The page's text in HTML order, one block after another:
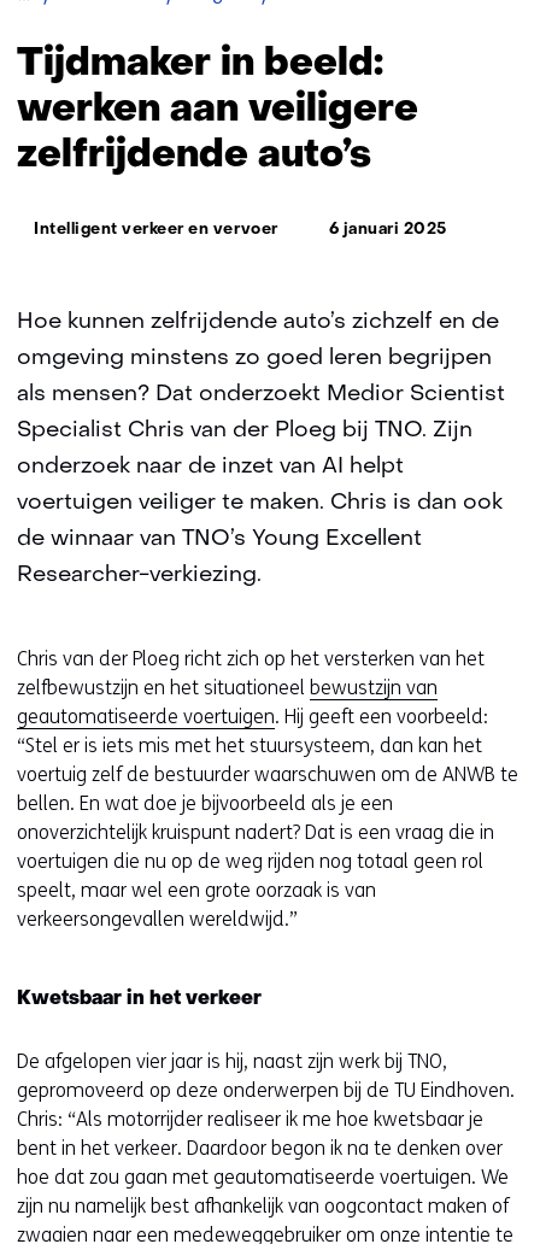
veiligere
zelfrijdende
auto’s
Tijdmaker in beeld:
werken aan veiligere
zelfrijdende auto’s
Thema:
Intelligent verkeer en vervoer 6 januari 2025
Hoe kunnen zelfrijdende auto’s zichzelf en de
omgeving minstens zo goed leren begrijpen
als mensen? Dat onderzoekt Medior Scientist
Specialist Chris van der Ploeg bij TNO. Zijn
onderzoek naar de inzet van AI helpt
voertuigen veiliger te maken. Chris is dan ook
de winnaar van TNO’s Young Excellent
Researcher-verkiezing.
Chris van der Ploeg richt zich op het versterken van het
zelfbewustzijn en het situationeel bewustzijn van
geautomatiseerde voertuigen. Hij geeft een voorbeeld:
“Stel er is iets mis met het stuursysteem, dan kan het
voertuig zelf de bestuurder waarschuwen om de ANWB te
bellen. En wat doe je bijvoorbeeld als je een
onoverzichtelijk kruispunt nadert? Dat is een vraag die in
voertuigen die nu op de weg rijden nog totaal geen rol
speelt, maar wel een grote oorzaak is van
verkeersongevallen wereldwijd.”
Kwetsbaar in het verkeer
De afgelopen vier jaar is hij, naast zijn werk bij TNO,
gepromoveerd op deze onderwerpen bij de TU Eindhoven.
Chris: “Als motorrijder realiseer ik me hoe kwetsbaar je
bent in het verkeer. Daardoor begon ik na te denken over
hoe dat zou gaan met geautomatiseerde voertuigen. We
zijn nu namelijk best afhankelijk van oogcontact maken of
zwaaien naar een medeweggebruiker om onze intentie te